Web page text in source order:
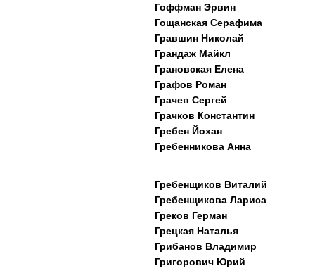
Гоффман Эрвин
Гощанская Серафима
Гравшин Николай
Грандаж Майкл
Грановская Елена
Графов Роман
Грачев Сергей
Грачков Константин
Гребен Йохан
Гребенникова Анна
Гребенщиков Виталий
Гребенщикова Лариса
Греков Герман
Грецкая Наталья
Грибанов Владимир
Григорович Юрий